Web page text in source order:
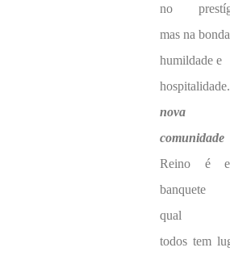
no
mas na
humildade e
nova
comunidade
Reino é
banquete
qual
todos tem